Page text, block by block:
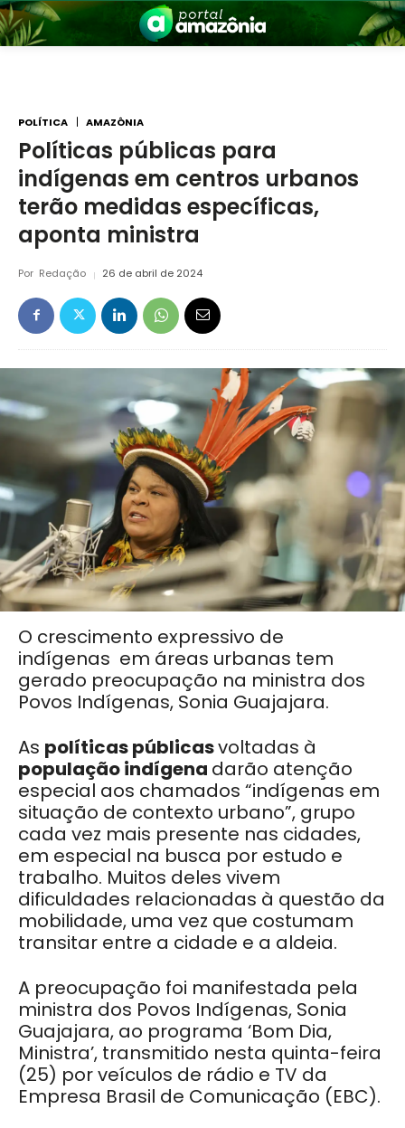
Amazônia
POLÍTICA AMAZÔNIA
Políticas públicas para
indígenas em centros urbanos
terão medidas específicas,
aponta ministra
Por Redação 26 de abril de 2024
O crescimento expressivo de
indígenas em áreas urbanas tem
gerado preocupação na ministra dos
Povos Indígenas, Sonia Guajajara.
As políticas públicasvoltadas à
população indígena darão atenção
especial aos chamados “indígenas em
situação de contexto urbano”, grupo
cada vez mais presente nas cidades,
em especial na busca por estudo e
trabalho. Muitos deles vivem
dificuldades relacionadas à questão da
mobilidade, uma vez que costumam
transitar entre a cidade e a aldeia.
A preocupação foi manifestada pela
ministra dos Povos Indígenas, Sonia
Guajajara, ao programa ‘Bom Dia,
Ministra’, transmitido nesta quinta-feira
(25) por veículos de rádio e TV da
Empresa Brasil de Comunicação (EBC).